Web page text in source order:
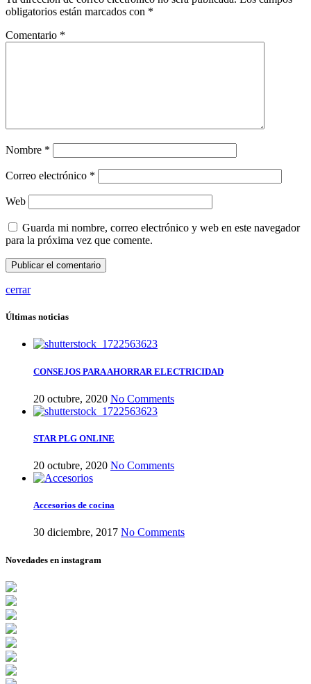
obligatorios están marcados con *
Comentario *
Nombre *
Correo electrónico *
Web
Guarda mi nombre, correo electrónico y web en este navegador
para la próxima vez que comente.
cerrar
Últimas noticias
CONSEJOS PARA AHORRAR ELECTRICIDAD
20 octubre, 2020 No Comments
STAR PLG ONLINE
20 octubre, 2020 No Comments
Accesorios de cocina
30 diciembre, 2017 No Comments
Novedades en instagram